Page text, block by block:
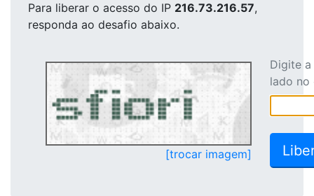
Para liberar o acesso do IP 216.73.216.57,
responda ao desafio abaixo.
[trocar imagem]
Digite
lado no